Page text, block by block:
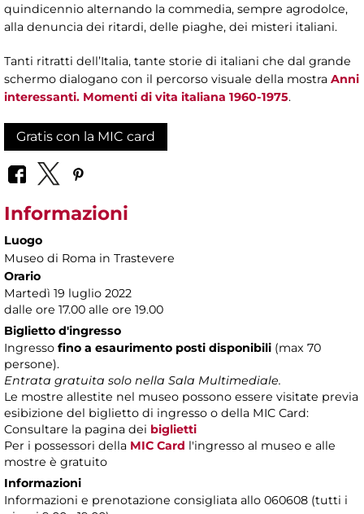
quindicennio alternando la commedia, sempre agrodolce,
alla denuncia dei ritardi, delle piaghe, dei misteri italiani.
Tanti ritratti dell’Italia, tante storie di italiani che dal grande
schermo dialogano con il percorso visuale della mostra Anni
interessanti. Momenti di vita italiana 1960-1975.
Gratis con la MIC card
Informazioni
Luogo
Museo di Roma in Trastevere
Orario
Martedì 19 luglio 2022
dalle ore 17.00 alle ore 19.00
Biglietto d'ingresso
Ingresso fino a esaurimento posti disponibili (max 70
persone).
Entrata gratuita solo nella Sala Multimediale.
Le mostre allestite nel museo possono essere visitate previa
esibizione del biglietto di ingresso o della MIC Card:
Consultare la pagina dei biglietti
Per i possessori della MIC Card l'ingresso al museo e alle
mostre è gratuito
Informazioni
Informazioni e prenotazione consigliata allo 060608 (tutti i